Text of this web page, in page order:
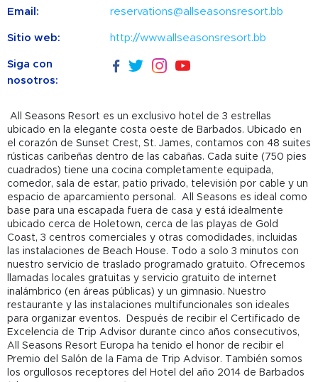
Email: reservations@allseasonsresort.bb
Sitio web: http://www.allseasonsresort.bb
Siga con
nosotros:
All Seasons Resort es un exclusivo hotel de 3 estrellas
ubicado en la elegante costa oeste de Barbados. Ubicado en
el corazón de Sunset Crest, St. James, contamos con 48 suites
rústicas caribeñas dentro de las cabañas. Cada suite (750 pies
cuadrados) tiene una cocina completamente equipada,
comedor, sala de estar, patio privado, televisión por cable y un
espacio de aparcamiento personal. All Seasons es ideal como
base para una escapada fuera de casa y está idealmente
ubicado cerca de Holetown, cerca de las playas de Gold
Coast, 3 centros comerciales y otras comodidades, incluidas
las instalaciones de Beach House. Todo a solo 3 minutos con
nuestro servicio de traslado programado gratuito. Ofrecemos
llamadas locales gratuitas y servicio gratuito de internet
inalámbrico (en áreas públicas) y un gimnasio. Nuestro
restaurante y las instalaciones multifuncionales son ideales
para organizar eventos. Después de recibir el Certificado de
Excelencia de Trip Advisor durante cinco años consecutivos,
All Seasons Resort Europa ha tenido el honor de recibir el
Premio del Salón de la Fama de Trip Advisor. También somos
los orgullosos receptores del Hotel del año 2014 de Barbados